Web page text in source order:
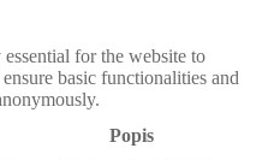
for the website to
basic functionalities and
Popis